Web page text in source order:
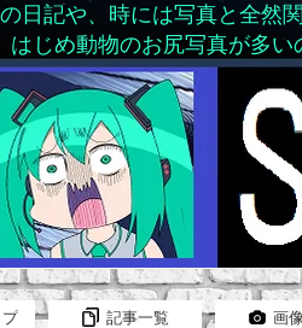
日記や、時には写真と全然
はじめ動物のお尻写真が多
記事一覧 画